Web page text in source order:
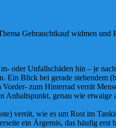
Gebrauchtkauf widmen
oder Unfallschäden hin – je
Blick bei gerade stehendem
zum Hinterrad verrät
Anhaltspunkt, genau wie
verrät, wie es um Rost im
ein Ärgernis, das häufig